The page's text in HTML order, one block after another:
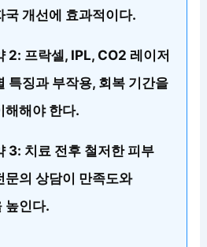
국 개선에 효과적이다.
2: 프락셀, IPL, CO2 레이저
특징과 부작용, 회복 기간을
해해야 한다.
3: 치료 전후 철저한 피부
문의 상담이 만족도와
높인다.